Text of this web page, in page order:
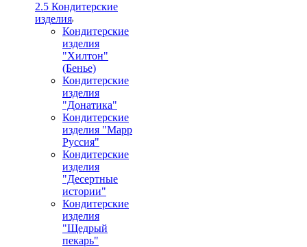
2.5 Кондитерские
изделия
Кондитерские
изделия
"Хилтон"
(Бенье)
Кондитерские
изделия
"Донатика"
Кондитерские
изделия "Марр
Руссия"
Кондитерские
изделия
"Десертные
истории"
Кондитерские
изделия
"Щедрый
пекарь"